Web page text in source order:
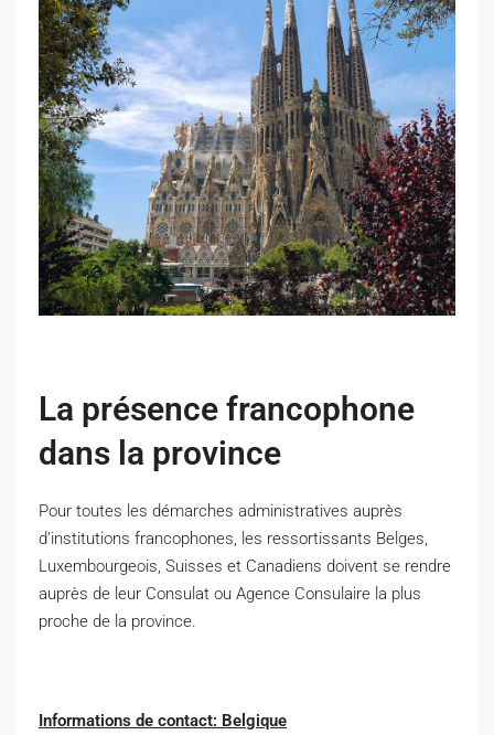
La présence francophone
dans la province
Pour toutes les démarches administratives auprès
d’institutions francophones, les ressortissants Belges,
Luxembourgeois, Suisses et Canadiens doivent se rendre
auprès de leur Consulat ou Agence Consulaire la plus
proche de la province.
Informations de contact: Belgique